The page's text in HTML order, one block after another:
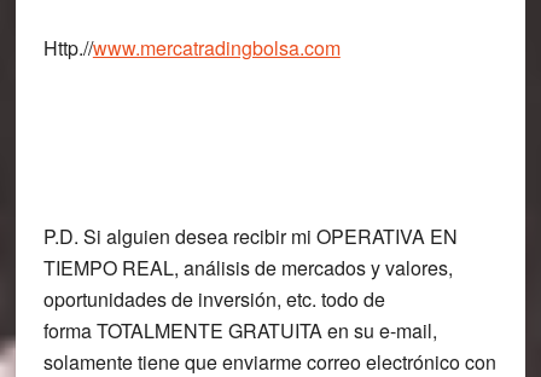
Http.//www.mercatradingbolsa.com
P.D. Si alguien desea recibir mi OPERATIVA EN
TIEMPO REAL, análisis de mercados y valores,
oportunidades de inversión, etc. todo de
formaTOTALMENTE GRATUITAen su e-mail,
solamente tiene que enviarme correo electrónico con